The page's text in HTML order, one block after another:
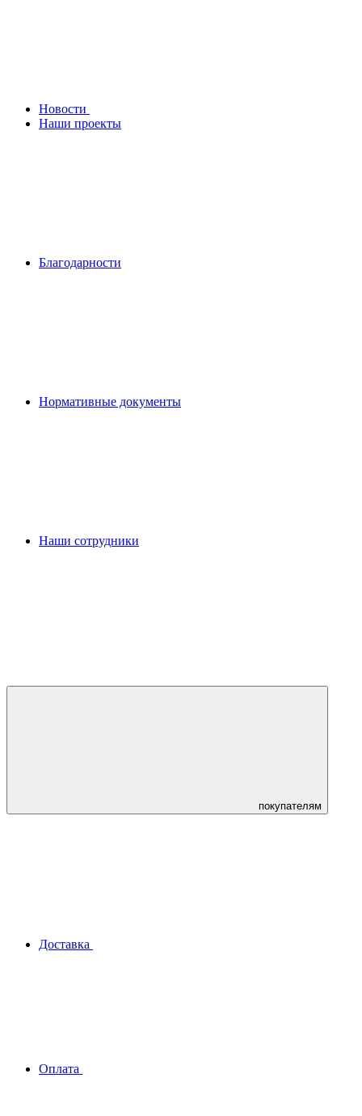
Новости
Наши проекты
Благодарности
Нормативные документы
Наши сотрудники
покупателям
Доставка
Оплата